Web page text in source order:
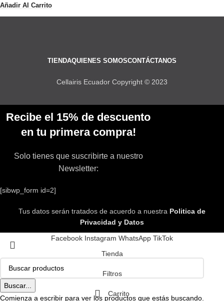
Añadir Al Carrito
TIENDAQUIENES SOMOSCONTÁCTANOS
Cellairis Ecuador Copyright © 2023
Recibe el 15% de descuento
en tu primera compra!
Solo tienes que suscribirte a nuestro
Newsletter:
[sibwp_form id=2]
Tus datos serán tratados de acuerdo a nuestra Politica de
Privacidad y Datos
Buscar...
Comienza a escribir para ver los productos que estás buscando.
Facebook Instagram WhatsApp TikTok
Tienda
Filtros
Carrito